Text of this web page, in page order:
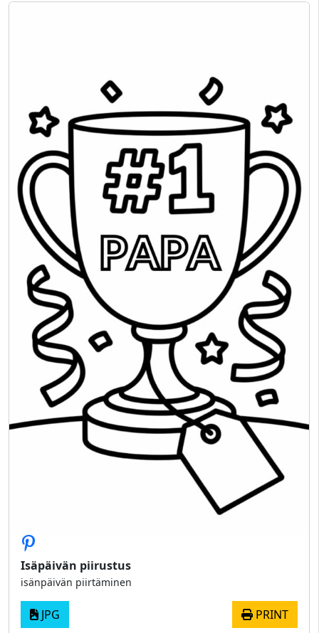
Isäpäivän piirustus
isänpäivän piirtäminen
JPG PRINT